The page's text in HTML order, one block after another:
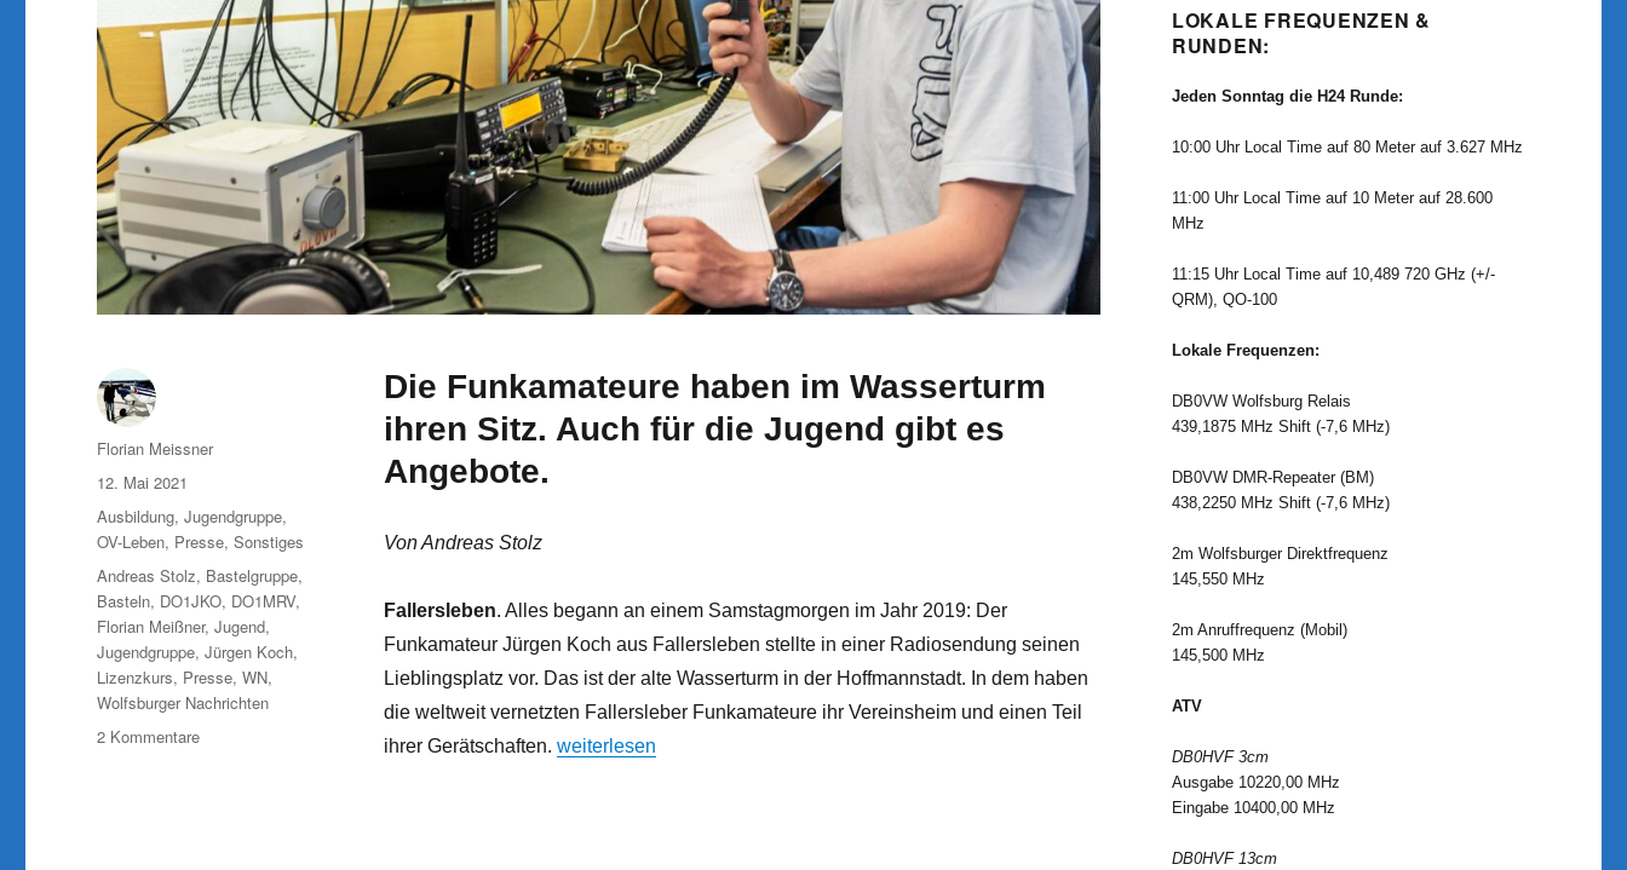
Die Funkamateure haben im Wasserturm
ihren Sitz. Auch für die Jugend gibt es
Angebote.
Von Andreas Stolz
Fallersleben. Alles begann an einem Samstagmorgen im Jahr 2019: Der
Funkamateur Jürgen Koch aus Fallersleben stellte in einer Radiosendung seinen
Lieblingsplatz vor. Das ist der alte Wasserturm in der Hoffmannstadt. In dem haben
die weltweit vernetzten Fallersleber Funkamateure ihr Vereinsheim und einen Teil
ihrer Gerätschaften. „Wolfsburger Nachrichten: In Fallersleben mit der Welt vernetzt“
weiterlesen
Autor
Florian Meissner
Veröffentlicht
am
12. Mai 2021
Kategorien
Ausbildung,Jugendgruppe,
OV-Leben, Presse,Sonstiges
Schlagwörter
Andreas Stolz, Bastelgruppe,
Basteln, DO1JKO, DO1MRV,
Florian Meißner,Jugend,
Jugendgruppe,Jürgen Koch,
Lizenzkurs, Presse,WN,
Wolfsburger Nachrichten
2 Kommentarezu
LOKALE FREQUENZEN &
RUNDEN:
Jeden Sonntag die H24 Runde:
10:00 Uhr Local Time auf 80 Meter auf 3.627 MHz
11:00 Uhr Local Time auf 10 Meter auf 28.600
MHz
11:15 Uhr Local Time auf 10,489 720 GHz (+/-
QRM), QO-100
Lokale Frequenzen:
DB0VW Wolfsburg Relais
439,1875 MHz Shift (-7,6 MHz)
DB0VW DMR-Repeater (BM)
438,2250 MHz Shift (-7,6 MHz)
2m Wolfsburger Direktfrequenz
145,550 MHz
2m Anruffrequenz (Mobil)
145,500 MHz
ATV
DB0HVF 3cm
Ausgabe 10220,00 MHz
Eingabe 10400,00 MHz
DB0HVF 13cm